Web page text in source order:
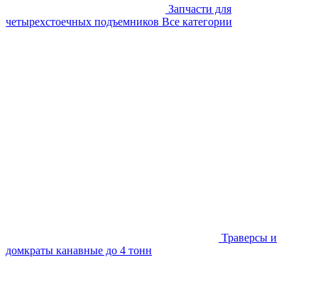
Запчасти для
четырехстоечных подъемников Все категории
Траверсы и
домкраты канавные до 4 тонн